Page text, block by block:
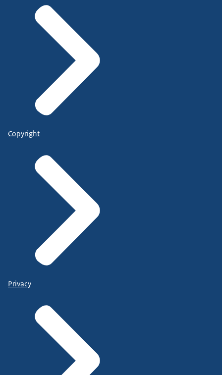
Copyright
Privacy